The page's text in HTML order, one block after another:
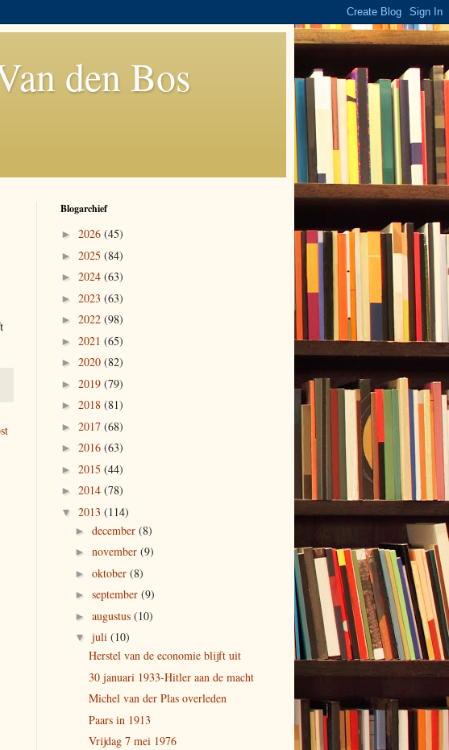
den Bos
Blogarchief
► 2026 (45)
► 2025 (84)
► 2024 (63)
► 2023 (63)
► 2022 (98)
► 2021 (65)
► 2020 (82)
► 2019 (79)
► 2018 (81)
► 2017 (68)
► 2016 (63)
► 2015 (44)
► 2014 (78)
▼ 2013 (114)
► december (8)
► november (9)
► oktober (8)
► september (9)
► augustus (10)
▼ juli (10)
Herstel van de economie blijft uit
30 januari 1933-Hitler aan de macht
Michel van der Plas overleden
Paars in 1913
Vrijdag 7 mei 1976